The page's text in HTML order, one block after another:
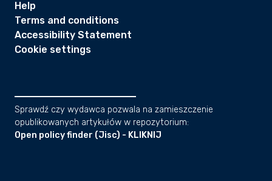
Help
Terms and conditions
Accessibility Statement
Cookie settings
Sprawdź czy wydawca pozwala na zamieszczenie
opublikowanych artykułów w repozytorium:
Open policy finder (Jisc) - KLIKNIJ